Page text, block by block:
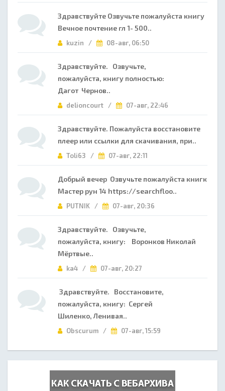
Здравствуйте Озвучьте пожалуйста книгу
Вечное почтение гл 1- 500..
kuzin / 08-авг, 06:50
Здравствуйте. Озвучьте,
пожалуйста, книгу полностью:
Дагот Чернов..
delioncourt / 07-авг, 22:46
Здравствуйте. Пожалуйста восстановите
плеер или ссылки для скачивания, при..
Toli63 / 07-авг, 22:11
Добрый вечер Озвучьте пожалуйста книгк
Мастер рун 14 https://searchfloo..
PUTNIK / 07-авг, 20:36
Здравствуйте. Озвучьте,
пожалуйста, книгу: Воронков Николай
Мёртвые..
ka4 / 07-авг, 20:27
Здравствуйте. Восстановите,
пожалуйста, книгу: Сергей
Шиленко, Ленивая..
Obscurum / 07-авг, 15:59